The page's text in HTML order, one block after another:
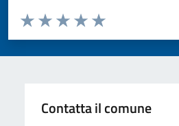
Valuta da 1 a 5 stelle la pagina
Valuta 5 stelle su 5
Valuta 4 stelle su 5
Valuta 3 stelle su 5
Valuta 2 stelle su 5
Valuta 1 stelle su 5
Contatta il comune